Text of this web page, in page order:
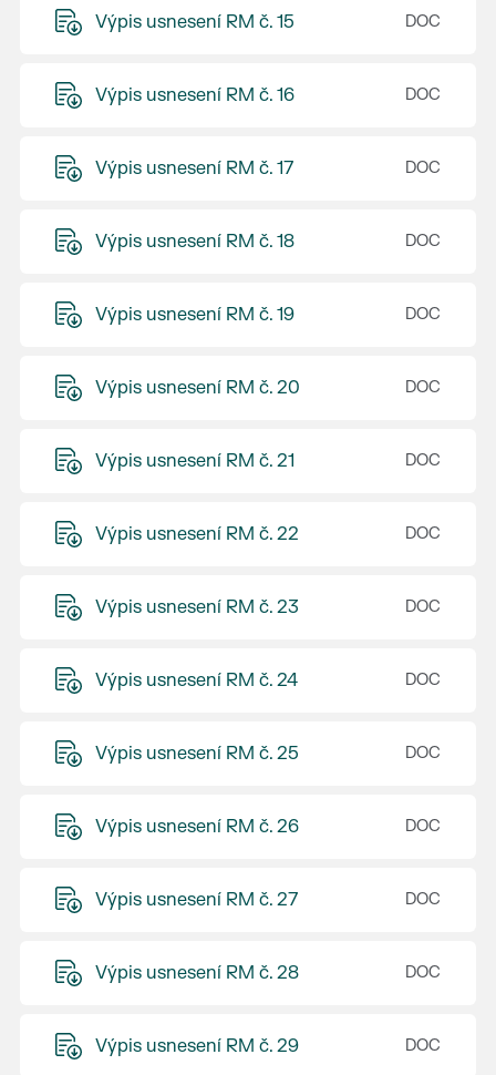
Výpis usnesení RM č. 15
Výpis usnesení RM č. 16
Výpis usnesení RM č. 17
Výpis usnesení RM č. 18
Výpis usnesení RM č. 19
Výpis usnesení RM č. 20
Výpis usnesení RM č. 21
Výpis usnesení RM č. 22
Výpis usnesení RM č. 23
Výpis usnesení RM č. 24
Výpis usnesení RM č. 25
Výpis usnesení RM č. 26
Výpis usnesení RM č. 27
Výpis usnesení RM č. 28
Výpis usnesení RM č. 29